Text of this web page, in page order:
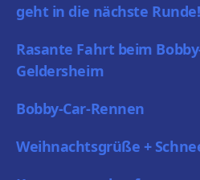
geht in die nächste Runde!
Rasante Fahrt beim
Geldersheim
Bobby-Car-Rennen
Weihnachtsgrüße +